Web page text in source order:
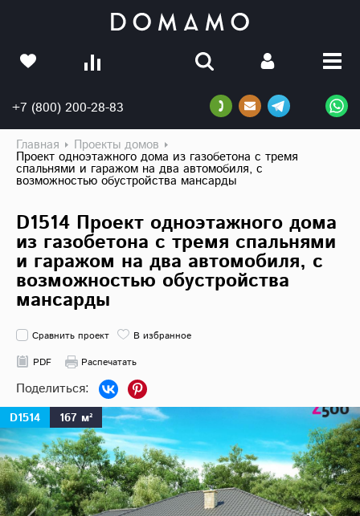
+7 (800) 200-28-83
Главная Проекты домов
Проект одноэтажного дома из газобетона с тремя
спальнями и гаражом на два автомобиля, с
возможностью обустройства мансарды
D1514 Проект одноэтажного дома
из газобетона с тремя спальнями
и гаражом на два автомобиля, с
возможностью обустройства
мансарды
Сравнить проект
В избранное
PDF
Распечатать
D1514 167 м²